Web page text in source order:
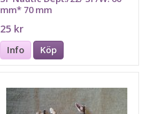
mm* 70 mm
25 kr
Info Köp